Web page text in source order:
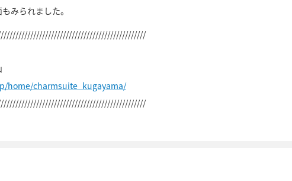
みられました。
home/charmsuite_kugayama/